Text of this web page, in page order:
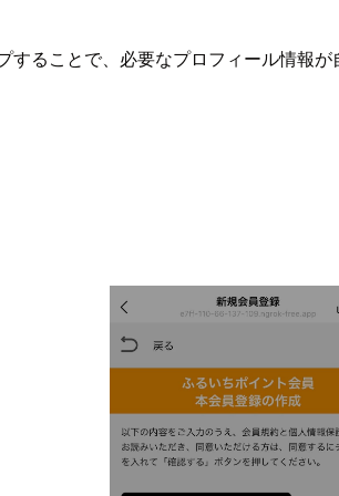
ることで、必要なプロフィール情報